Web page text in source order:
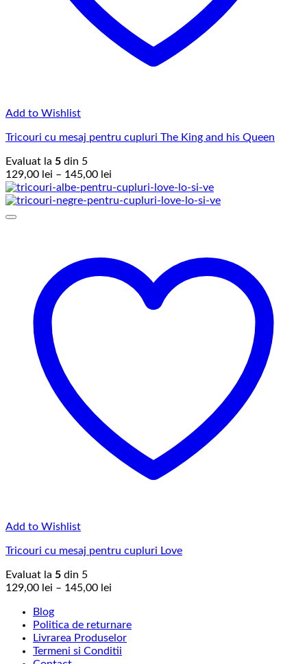
Add to Wishlist
Tricouri cu mesaj pentru cupluri The King and his Queen
Evaluat la 5 din 5
129,00 lei – 145,00 lei
de
prețuri:
Add to Wishlist
Tricouri cu mesaj pentru cupluri Love
Evaluat la 5 din 5
129,00 lei – 145,00 lei
129,00 lei
până
la
Blog
Politica de returnare
Livrarea Produselor
Termeni si Conditii